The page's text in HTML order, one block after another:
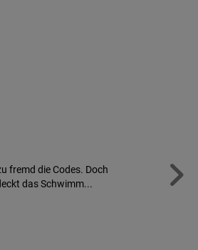
fremd die Codes. Doch
das Schwimm...